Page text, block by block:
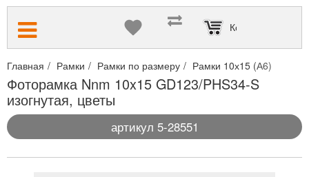
Корзина пуста
Главная Рамки Рамки по размеру Рамки 10х15 (А6)
Фоторамка Nnm 10x15 GD123/PHS34-S
изогнутая, цветы
артикул 5-28551